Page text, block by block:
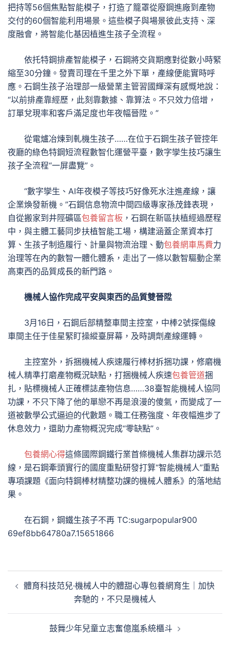
把持等56個焦點智能模子，打造了籠罩從廢鋼進廠到產物
交付的60個智能利用場景。這些模子與場景彼此支持、深
度融會，將智能化基因植進生孩子全流程。
依托特鋼排產智能模子，石鋼將交貨期應對從數小時緊
縮至30分鐘。發賣司理在千里之外下單，產線便能實時呼
應。石鋼生孩子治理部一級營業主管習國輝深有感慨地說：
“以前排產靠經歷，此刻靠數據、靠算法。不只效力倍增，
訂單兌現率和客戶滿足度也年夜幅晉陞。”
從電爐冶煉到軋機生孩子……在位于石鋼生孩子管控年
夜廳的綠色特鋼短流程數智化運營平臺，數字孿生技巧讓生
孩子全流程“一屏盡覽”。
“數字孿生、AI年夜模子等技巧好像死水注進產線，讓
企業煥發新機。”石鋼信息物流中間四級專家孫茂鋒表現，
自從搬家到井陘礦區包養留言板 ，石鋼在新區扶植經過歷程
中，與主體工藝同步扶植智能工場，構建涵蓋企業資本打
算、生孩子制造履行、計量與物流治理、動包養網車馬費力
治理等在內的數智一體化體系，走出了一條以數智驅動企業
高東西的品質成長的新門路。
機械人協作完成平安與東西的品質雙晉陞
3月16日，石鋼后部精整車間主控室，中棒2號探傷線
車間主任于佳星緊盯操縱臺屏幕，及時調劑產線運轉。
主控室外，拆捆機械人疾速履行棒材拆捆功課，修磨機
械人精準打磨產物概況缺點，打捆機械人疾速包養管道捆
扎，貼標機械人正確標誌產物信息……38臺智能機械人協同
功課，不只下降了他的單戀不再是浪漫的傻氣，而變成了一
道被數學公式逼迫的代數題。職工任務強度、年夜幅進步了
休息效力，還助力產物概況完成“零缺點”。
包養網心得這條國際鋼鐵行業首條機械人集群功課示范
線，是石鋼牽頭實行的國度重點研發打算“智能機械人”重點
專項課題《面向特鋼棒材精整功課的機械人體系》的落地結
果。
在石鋼，鋼鐵生孩子不再 TC:sugarpopular900
69ef8bb64780a7.15651866
章 體育科技范兒·機械人中的體甜心專包養網育生｜加快
奔馳的，不只是機械人
鼓舞少年兒童立志奮億嵐系統櫃斗